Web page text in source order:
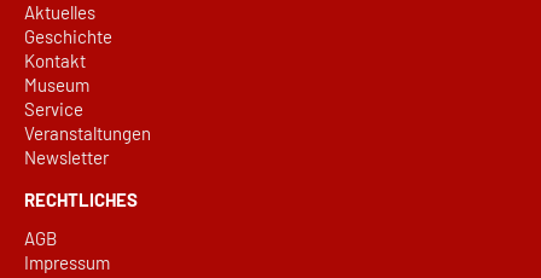
Aktuelles
Geschichte
Kontakt
Museum
Service
Veranstaltungen
Newsletter
RECHTLICHES
AGB
Impressum